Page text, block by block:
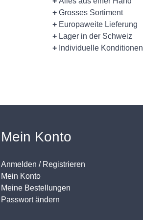
+ Grosses Sortiment
+ Europaweite Lieferung
+ Lager in der Schweiz
+ Individuelle Konditionen
Mein Konto
Anmelden / Registrieren
Mein Konto
Meine Bestellungen
Passwort ändern